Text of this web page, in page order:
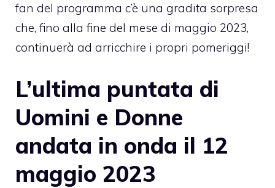
fan del programma c’è una gradita sorpresa
che, fino alla fine del mese di maggio 2023,
continuerà ad arricchire i propri pomeriggi!
L’ultima puntata di
Uomini e Donne
andata in onda il 12
maggio 2023